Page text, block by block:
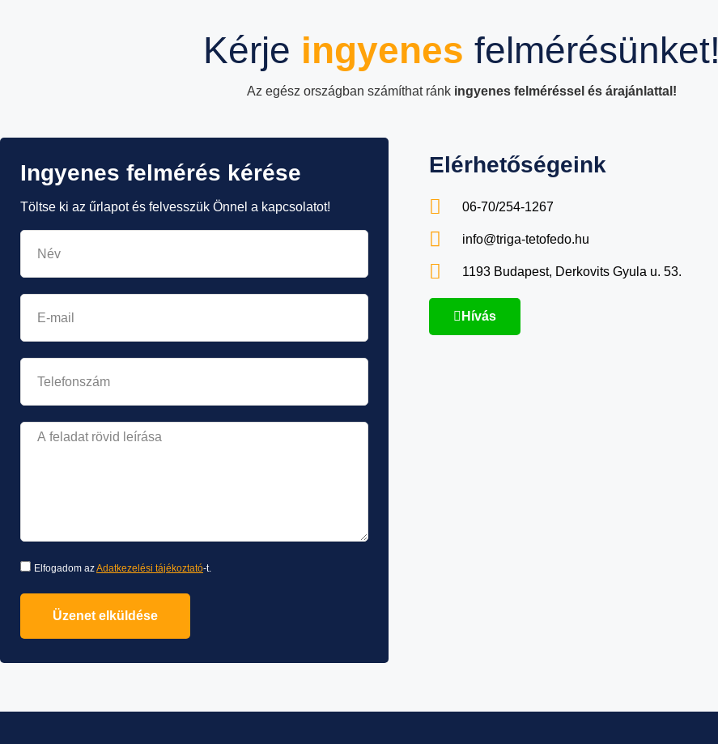
Kérje ingyenes felmérésünket!
Az egész országban számíthat ránk ingyenes felméréssel és árajánlattal!
Ingyenes felmérés kérése
Töltse ki az űrlapot és felvesszük Önnel a kapcsolatot!
Elfogadom azAdatkezelési tájékoztató-t.
Üzenet elküldése
Elérhetőségeink
06-70/254-1267
info@triga-tetofedo.hu
1193 Budapest, Derkovits Gyula u. 53.
Hívás